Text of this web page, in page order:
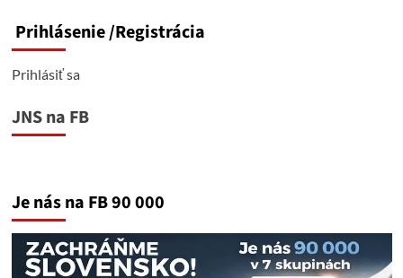
Prihlásenie/Registrácia
Prihlásiť sa
JNS na FB
Je nás na FB 90 000